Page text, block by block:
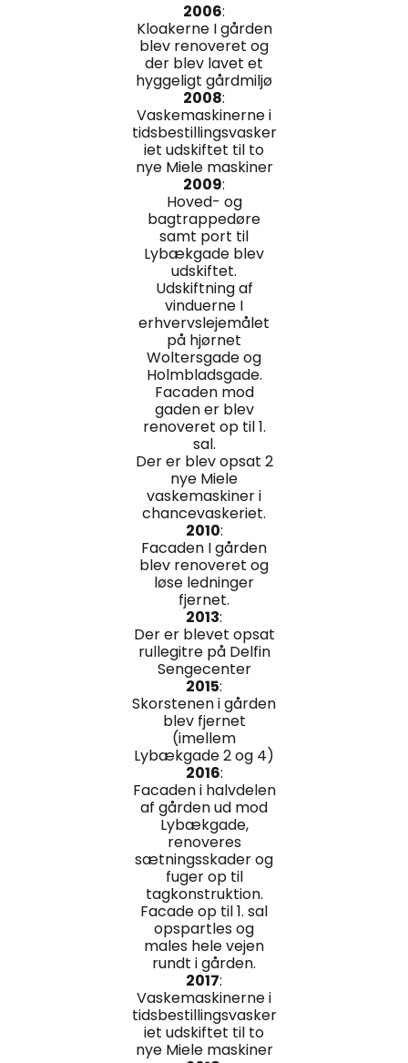
2006:
Kloakerne I gården
blev renoveret og
der blev lavet et
hyggeligt gårdmiljø
2008:
Vaskemaskinerne i
tidsbestillingsvasker
iet udskiftet til to
nye Miele maskiner
2009:
Hoved- og
bagtrappedøre
samt port til
Lybækgade blev
udskiftet.
Udskiftning af
vinduerne I
erhvervslejemålet
på hjørnet
Woltersgade og
Holmbladsgade.
Facaden mod
gaden er blev
renoveret op til 1.
sal.
Der er blev opsat 2
nye Miele
vaskemaskiner i
chancevaskeriet.
2010:
Facaden I gården
blev renoveret og
løse ledninger
fjernet.
2013:
Der er blevet opsat
rullegitre på Delfin
Sengecenter
2015:
Skorstenen i gården
blev fjernet
(imellem
Lybækgade 2 og 4)
2016:
Facaden i halvdelen
af gården ud mod
Lybækgade,
renoveres
sætningsskader og
fuger op til
tagkonstruktion.
Facade op til 1. sal
opspartles og
males hele vejen
rundt i gården.
2017:
Vaskemaskinerne i
tidsbestillingsvasker
iet udskiftet til to
nye Miele maskiner